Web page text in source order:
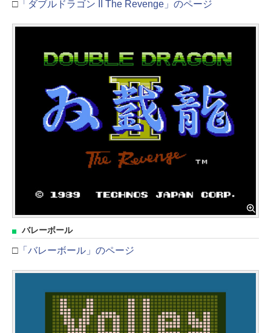
□ 「ダブルドラゴン II The Revenge」のページ
バレーボール
□ 「バレーボール」のページ